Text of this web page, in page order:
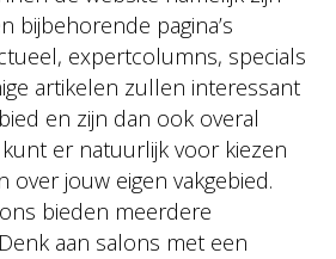
bijbehorende pagina’s
expertcolumns, specials
artikelen zullen interessant
en zijn dan ook overal
er natuurlijk voor kiezen
jouw eigen vakgebied.
bieden meerdere
aan salons met een